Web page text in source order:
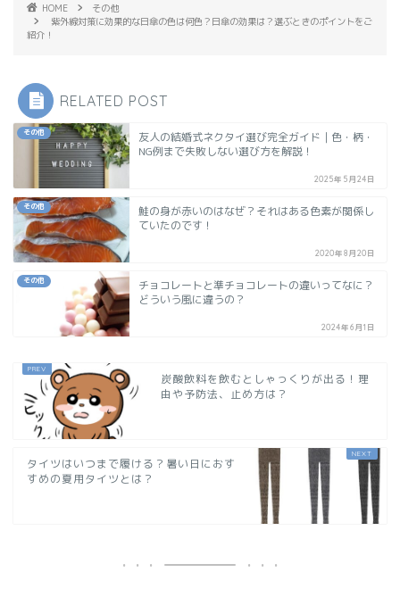
HOME
その他
紫外線対策に効果的な日傘の色は何色？日傘の効果は？選ぶときのポイントをご
紹介！
RELATED POST
その他
友人の結婚式ネクタイ選び完全ガイド｜色・柄・
NG例まで失敗しない選び方を解説！
2025年5月24日
その他
鮭の身が赤いのはなぜ？それはある色素が関係し
ていたのです！
2020年8月20日
その他
チョコレートと準チョコレートの違いってなに？
どういう風に違うの？
2024年6月1日
炭酸飲料を飲むとしゃっくりが出る！理
由や予防法、止め方は？
タイツはいつまで履ける？暑い日におす
すめの夏用タイツとは？